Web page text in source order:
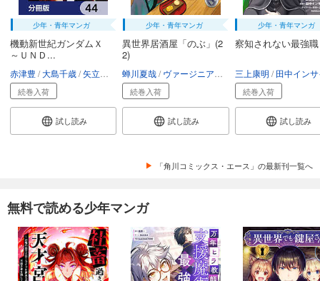
少年・青年マンガ
機動新世紀ガンダムＸ
～ＵＮＤ...
赤津豊 大島千歳 矢立肇・富野由悠季
続巻入荷
試し読み
少年・青年マンガ
異世界居酒屋「のぶ」(2
2)
蝉川夏哉 ヴァージニア二等兵 転
続巻入荷
試し読み
少年・青年マンガ
察知されない最強
三上康明 田中インサイ
続巻入荷
試し読み
「角川コミックス・エース」の最新刊一覧へ
無料で読める少年マンガ